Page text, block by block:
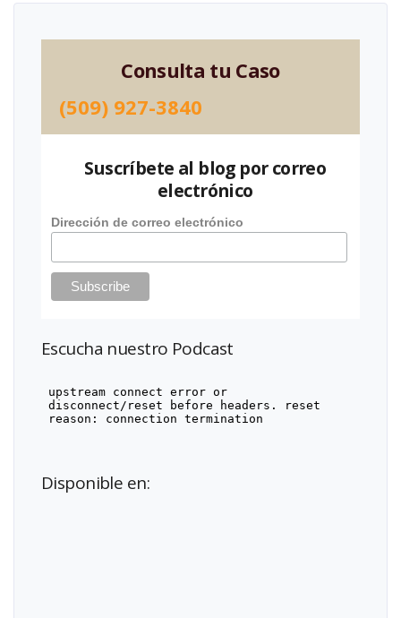
Consulta tu Caso
(509) 927-3840
Suscríbete al blog por correo
electrónico
Dirección de correo electrónico
Escucha nuestro Podcast
Disponible en: